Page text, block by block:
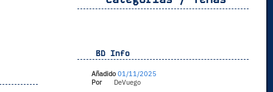
BD Info
Añadido 01/11/2025
Por
DeVuego